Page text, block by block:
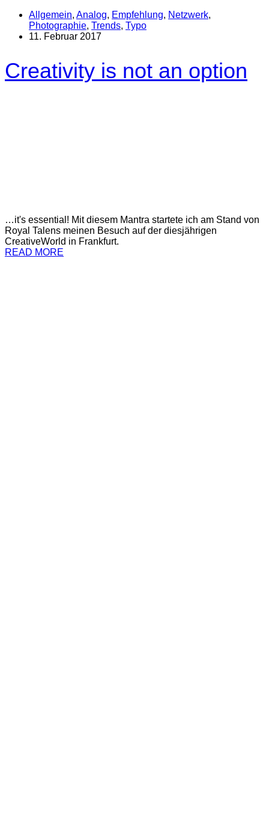
Allgemein, Analog, Empfehlung, Netzwerk,
Photographie, Trends, Typo
11. Februar 2017
Creativity is not an option
…it's essential! Mit diesem Mantra startete ich am Stand von
Royal Talens meinen Besuch auf der diesjährigen
CreativeWorld in Frankfurt.
READ MORE